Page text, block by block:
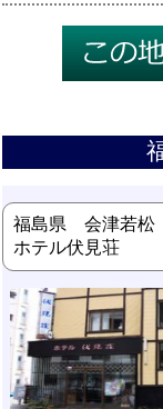
福島県 会津若松
ホテル伏見荘